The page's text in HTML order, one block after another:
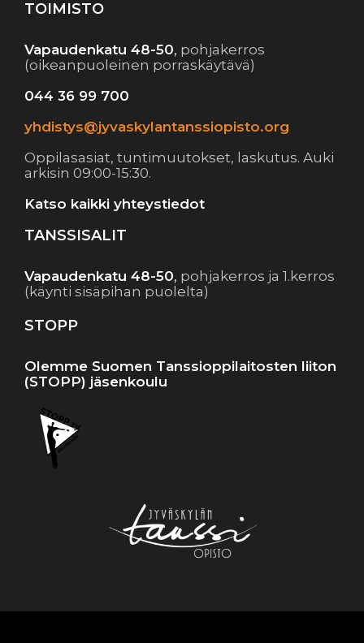
TOIMISTO
Vapaudenkatu 48-50, pohjakerros
(oikeanpuoleinen porraskäytävä)
044 36 99 700
yhdistys@jyvaskylantanssiopisto.org
Oppilasasiat, tuntimuutokset, laskutus. Auki
arkisin 09:00-15:30.
Katso kaikki yhteystiedot
TANSSISALIT
Vapaudenkatu 48-50, pohjakerros ja 1.kerros
(käynti sisäpihan puolelta)
STOPP
Olemme Suomen Tanssioppilaitosten liiton
(STOPP) jäsenkoulu